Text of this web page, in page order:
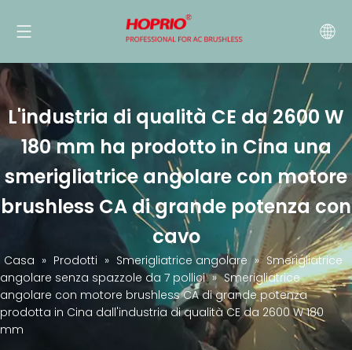
L'industria di qualità CE da 2600 W
180 mm ha prodotto in Cina una
smerigliatrice angolare con motore
brushless CA di grande potenza con
cavo
Casa » Prodotti » Smerigliatrice angolare » Smerigliatrice
angolare senza spazzole da 7 pollici » Smerigliatrice
angolare con motore brushless CA di grande potenza
prodotta in Cina dall'industria di qualità CE da 2600 W 180
mm